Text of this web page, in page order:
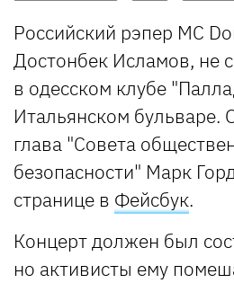
Российский рэпер MC
Достонбек Исламов, не
в одесском клубе
Итальянском бульваре.
глава "Совета
безопасности" Марк
странице в Фейсбук.
Концерт должен был
но активисты ему